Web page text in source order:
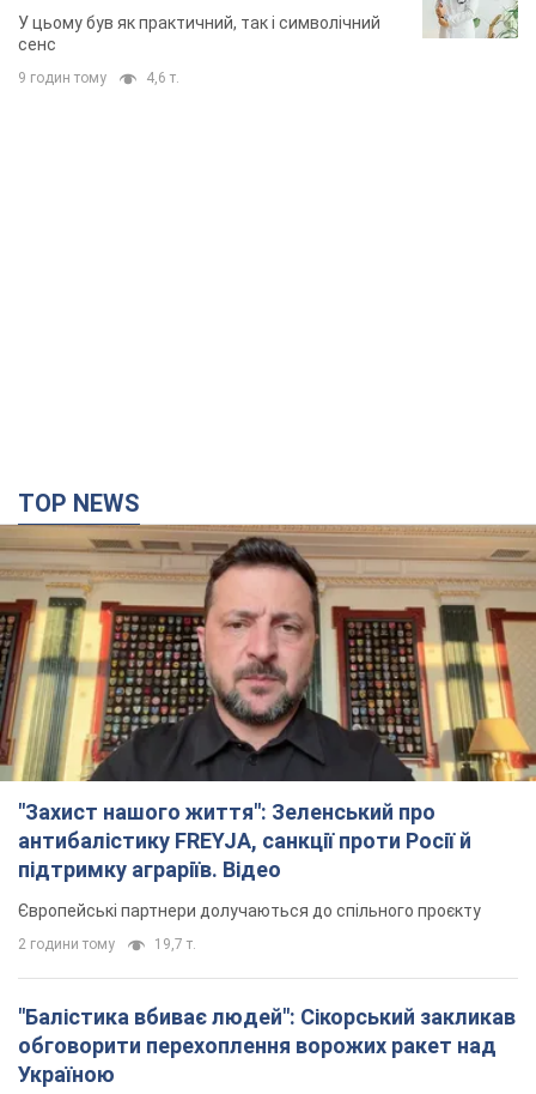
У цьому був як практичний, так і символічний
сенс
9 годин тому 4,6 т.
TOP NEWS
"Захист нашого життя": Зеленський про
антибалістику FREYJA, санкції проти Росії й
підтримку аграріїв. Відео
Європейські партнери долучаються до спільного проєкту
2 години тому 19,7 т.
"Балістика вбиває людей": Сікорський закликав
обговорити перехоплення ворожих ракет над
Україною